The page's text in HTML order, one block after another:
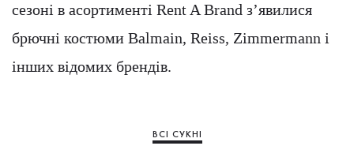
сезоні в асортименті Rent A Brand з’явилися
брючні костюми Balmain, Reiss, Zimmermann і
інших відомих брендів.
ВСІ СУКНІ